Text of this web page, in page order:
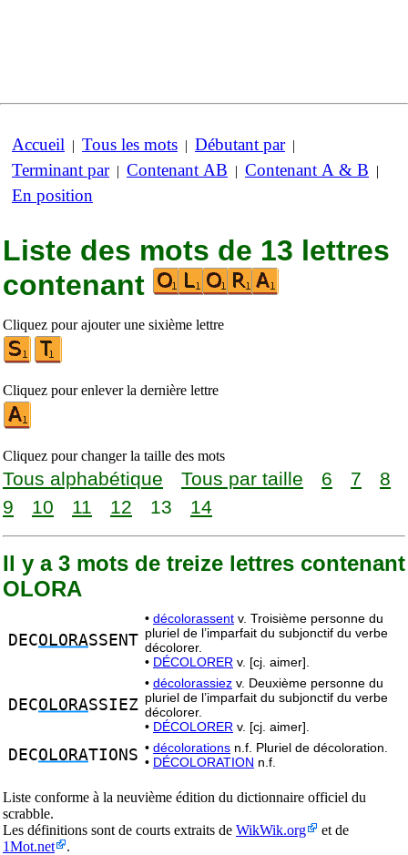
Accueil | Tous les mots | Débutant par|
Terminant par| Contenant AB | Contenant A & B |
En position
Liste des mots de 13 lettres
contenant
Cliquez pour ajouter une sixième lettre
Cliquez pour enlever la dernière lettre
Cliquez pour changer la taille des mots
Tous alphabétique Tous par taille 6 7
8
9
10 11 12 13 14
Il y a 3 mots de treize lettres contenant
OLORA
DECOLORASSENT
• décolorassent v. Troisième personne du
pluriel de l’imparfait du subjonctif du verbe
décolorer.
• DÉCOLORER v. [cj. aimer].
DECOLORASSIEZ
• décolorassiez v. Deuxième personne du
pluriel de l’imparfait du subjonctif du verbe
décolorer.
• DÉCOLORER v. [cj. aimer].
DECOLORATIONS • décolorations n.f. Pluriel de décoloration.
• DÉCOLORATION n.f.
Liste conforme à la neuvième édition du dictionnaire officiel du
scrabble.
Les définitions sont de courts extraits de WikWik.org
et de
1Mot.net
.